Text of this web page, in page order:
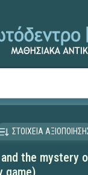
ΣΤΟΙΧΕΙΑ
the mystery
game)